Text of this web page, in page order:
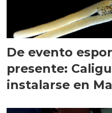
De evento
presente:
instalarse en